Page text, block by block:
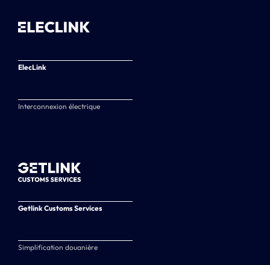
ElecLink
Interconnexion électrique
Getlink Customs Services
Simplification douanière